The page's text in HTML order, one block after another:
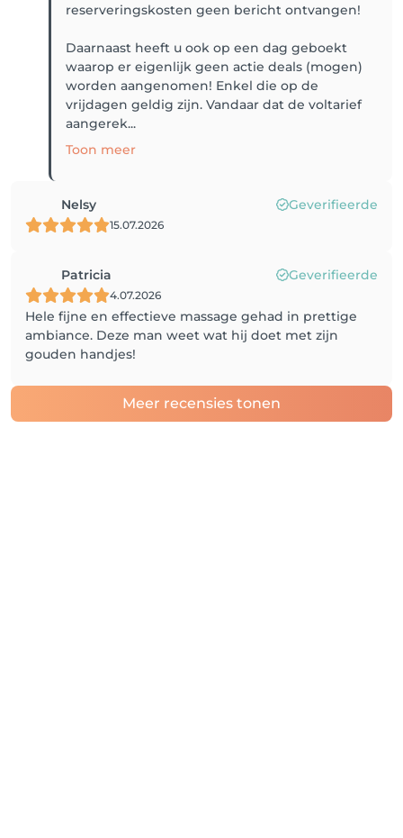
reserveringskosten geen bericht ontvangen!
Daarnaast heeft u ook op een dag geboekt
waarop er eigenlijk geen actie deals (mogen)
worden aangenomen! Enkel die op de
vrijdagen geldig zijn. Vandaar dat de voltarief
aangerek...
Toon meer
Nelsy Geverifieerde
15.07.2026
Patricia Geverifieerde
4.07.2026
Hele fijne en effectieve massage gehad in prettige
ambiance. Deze man weet wat hij doet met zijn
gouden handjes!
Meer recensies tonen